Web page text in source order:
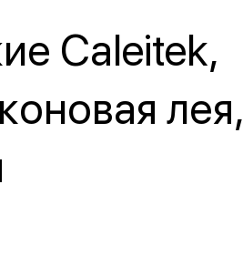
Caleitek,
лея,